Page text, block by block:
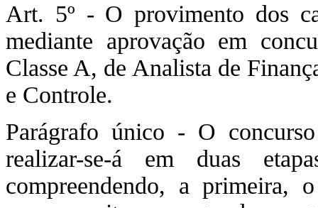
Art. 5º - O provimento dos
mediante aprovação em
Classe A, de Analista de
e Controle.
Parágrafo único - O
realizar-se-á em duas
compreendendo, a primeira,